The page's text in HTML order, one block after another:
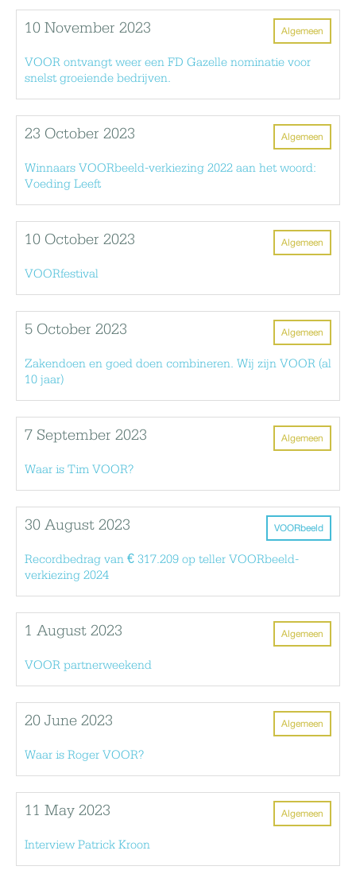
Algemeen
10 November 2023
VOOR ontvangt weer een FD Gazelle nominatie voor
snelst groeiende bedrijven.
Algemeen
23 October 2023
Winnaars VOORbeeld-verkiezing 2022 aan het woord:
Voeding Leeft
Algemeen
10 October 2023
VOORfestival
Algemeen
5 October 2023
Zakendoen en goed doen combineren. Wij zijn VOOR (al
10 jaar)
Algemeen
7 September 2023
Waar is Tim VOOR?
VOORbeeld
30 August 2023
Recordbedrag van € 317.209 op teller VOORbeeld-
verkiezing 2024
Algemeen
1 August 2023
VOOR partnerweekend
Algemeen
20 June 2023
Waar is Roger VOOR?
Algemeen
11 May 2023
Interview Patrick Kroon